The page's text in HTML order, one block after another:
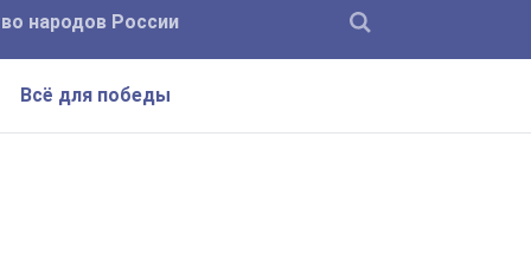
народов России
Всё для победы